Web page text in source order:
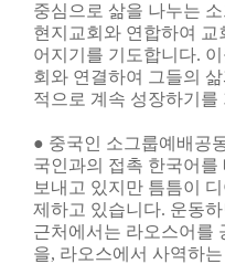
중심으로 삶을 나누는
현지교회와 연합하여 교
어지기를 기도합니다.
회와 연결하여 그들의
적으로 계속 성장하기를
● 중국인 소그룹예배공
국인과의 접촉 한국어를
보내고 있지만 틈틈이
제하고 있습니다. 운동
근처에서는 라오스어를
을, 라오스에서 사역하는